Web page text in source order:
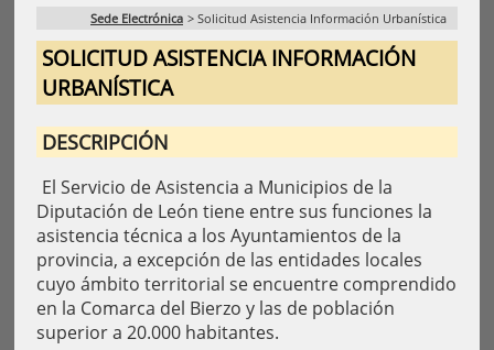
Sede Electrónica > Solicitud Asistencia Información Urbanística
SOLICITUD ASISTENCIA INFORMACIÓN
URBANÍSTICA
DESCRIPCIÓN
El Servicio de Asistencia a Municipios de la
Diputación de León tiene entre sus funciones la
asistencia técnica a los Ayuntamientos de la
provincia, a excepción de las entidades locales
cuyo ámbito territorial se encuentre comprendido
en la Comarca del Bierzo y las de población
superior a 20.000 habitantes.